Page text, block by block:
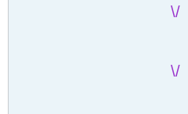
/\
/\